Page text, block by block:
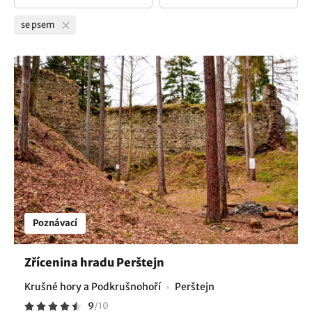
se psem
Poznávací
Zřícenina hradu Perštejn
Krušné hory a Podkrušnohoří Perštejn
9/10